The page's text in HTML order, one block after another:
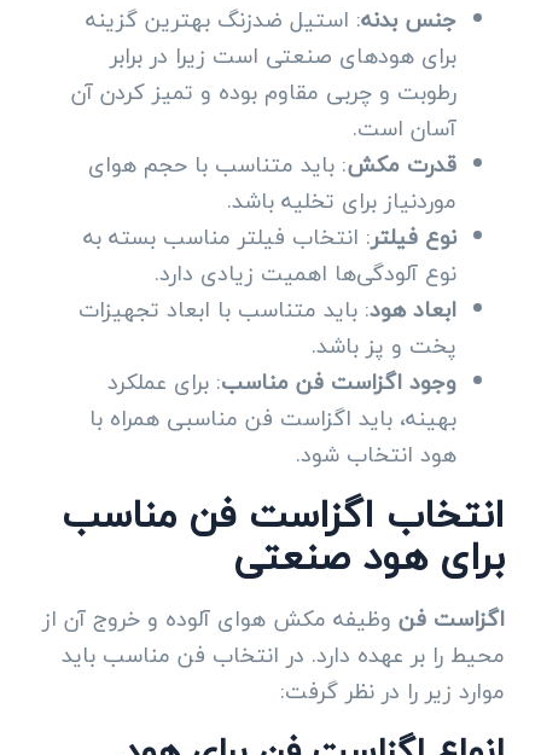
جنس بدنه: استیل ضدزنگ بهترین گزینه
برای هودهای صنعتی است زیرا در برابر
رطوبت و چربی مقاوم بوده و تمیز کردن آن
آسان است.
قدرت مکش: باید متناسب با حجم هوای
موردنیاز برای تخلیه باشد.
نوع فیلتر: انتخاب فیلتر مناسب بسته به
نوع آلودگی‌ها اهمیت زیادی دارد.
ابعاد هود: باید متناسب با ابعاد تجهیزات
پخت و پز باشد.
وجود اگزاست فن مناسب: برای عملکرد
بهینه، باید اگزاست فن مناسبی همراه با
هود انتخاب شود.
انتخاب اگزاست فن مناسب
برای هود صنعتی
اگزاست فن وظیفه مکش هوای آلوده و خروج آن از
محیط را بر عهده دارد. در انتخاب فن مناسب باید
موارد زیر را در نظر گرفت: